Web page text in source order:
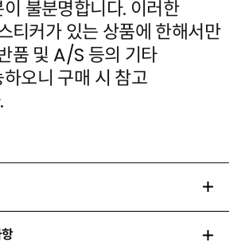
불분명합니다. 이러한
티커가 있는 상품에 한해서만
품 및 A/S 등의 기타
오니 구매 시 참고